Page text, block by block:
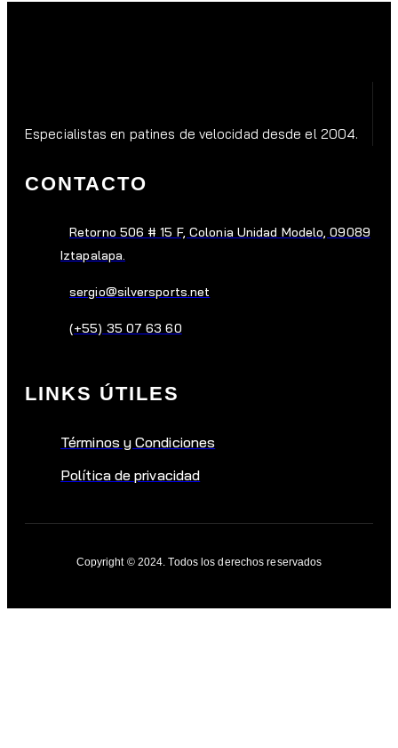
Especialistas en patines de velocidad desde el 2004.
CONTACTO
Retorno 506 # 15 F, Colonia Unidad Modelo, 09089
Iztapalapa.
sergio@silversports.net
(+55) 35 07 63 60
LINKS ÚTILES
Términos y Condiciones
Política de privacidad
Copyright © 2024. Todos los derechos reservados